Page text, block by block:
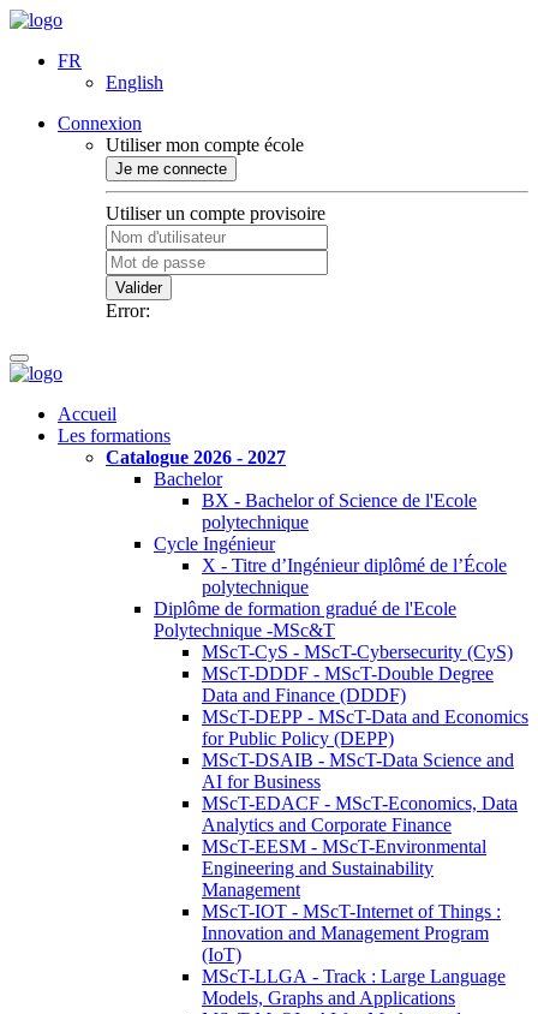
FR
English
Connexion
Utiliser mon compte école
Je me connecte
Utiliser un compte provisoire
Valider
Error:
Accueil
Les formations
Catalogue 2026 - 2027
Bachelor
BX - Bachelor of Science de l'Ecole
polytechnique
Cycle Ingénieur
X - Titre d’Ingénieur diplômé de l’École
polytechnique
Diplôme de formation gradué de l'Ecole
Polytechnique -MSc&T
MScT-CyS - MScT-Cybersecurity (CyS)
MScT-DDDF - MScT-Double Degree
Data and Finance (DDDF)
MScT-DEPP - MScT-Data and Economics
for Public Policy (DEPP)
MScT-DSAIB - MScT-Data Science and
AI for Business
MScT-EDACF - MScT-Economics, Data
Analytics and Corporate Finance
MScT-EESM - MScT-Environmental
Engineering and Sustainability
Management
MScT-IOT - MScT-Internet of Things :
Innovation and Management Program
(IoT)
MScT-LLGA - Track : Large Language
Models, Graphs and Applications